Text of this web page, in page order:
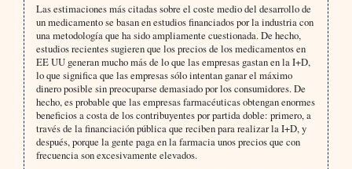
Las estimaciones más citadas sobre el coste medio del desarrollo de
un medicamento se basan en estudios financiados por la industria con
una metodología que ha sido ampliamente cuestionada. De hecho,
estudios recientes sugieren que los precios de los medicamentos en
EE UU generan mucho más de lo que las empresas gastan en la I+D,
lo que significa que las empresas sólo intentan ganar el máximo
dinero posible sin preocuparse demasiado por los consumidores. De
hecho, es probable que las empresas farmacéuticas obtengan enormes
beneficios a costa de los contribuyentes por partida doble: primero, a
través de la financiación pública que reciben para realizar la I+D, y
después, porque la gente paga en la farmacia unos precios que con
frecuencia son excesivamente elevados.